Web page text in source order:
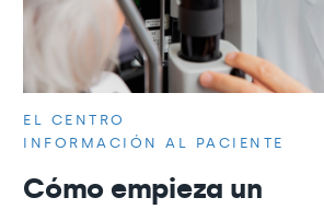
EL CENTRO
INFORMACIÓN AL PACIENTE
Cómo empieza un